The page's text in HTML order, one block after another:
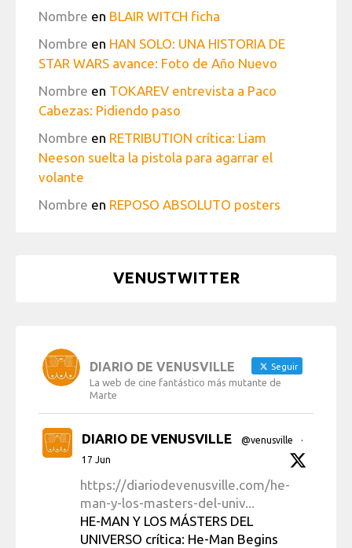
Nombre en BLAIR WITCH ficha
Nombre en HAN SOLO: UNA HISTORIA DE
STAR WARS avance: Foto de Año Nuevo
Nombre en TOKAREV entrevista a Paco
Cabezas: Pidiendo paso
Nombre en RETRIBUTION crítica: Liam
Neeson suelta la pistola para agarrar el
volante
Nombre en REPOSO ABSOLUTO posters
VENUSTWITTER
DIARIO DE VENUSVILLE Seguir
La web de cine fantástico más mutante de
Marte
DIARIO DE VENUSVILLE @venusville
·
17 Jun
https://diariodevenusville.com/he-
man-y-los-masters-del-univ...
HE-MAN Y LOS MÁSTERS DEL
UNIVERSO crítica: He-Man Begins